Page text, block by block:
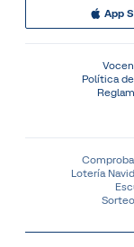
App
Política
Lotería